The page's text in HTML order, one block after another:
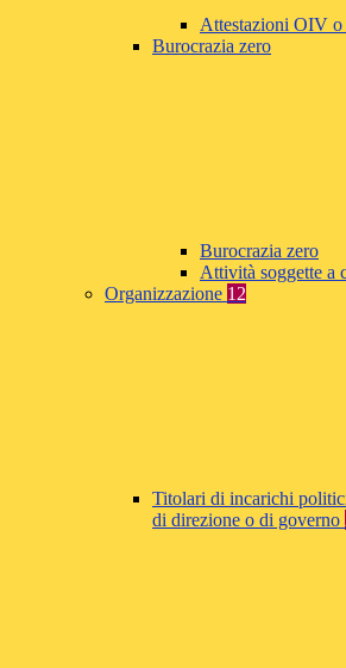
Attestazioni OIV o
Burocrazia zero
Burocrazia zero
Attività soggette a
Organizzazione 12
Titolari di incarichi
di direzione o di governo